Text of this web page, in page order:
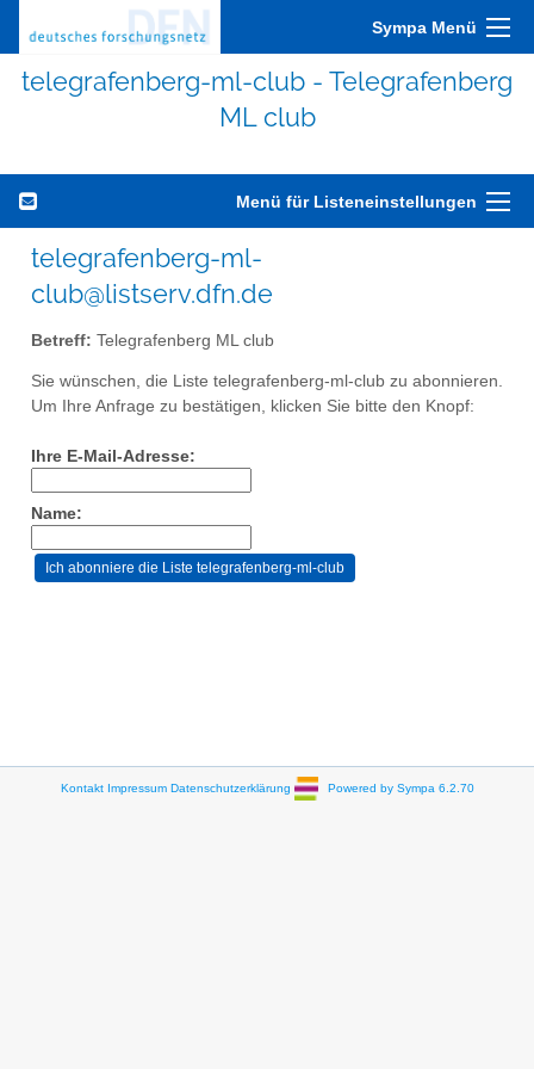
Sympa Menü
telegrafenberg-ml-club - Telegrafenberg
ML club
Menü für Listeneinstellungen
telegrafenberg-ml-
club@listserv.dfn.de
Betreff: Telegrafenberg ML club
Sie wünschen, die Liste telegrafenberg-ml-club zu abonnieren.
Um Ihre Anfrage zu bestätigen, klicken Sie bitte den Knopf:
Ihre E-Mail-Adresse:
Name:
Kontakt Impressum Datenschutzerklärung Powered by Sympa 6.2.70